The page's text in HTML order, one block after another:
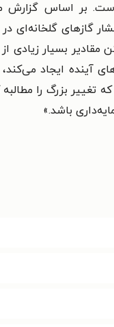
بر اساس گزارش
کل انتشار گازهای
بسیار زیادی
آینده ایجاد
تغییر بزرگ را
باشد.»